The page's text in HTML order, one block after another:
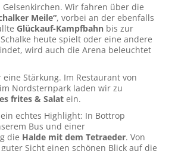
Gelsenkirchen. Wir fahren über die
Meile“, vorbei an der ebenfalls
Glückauf-Kampfbahn bis zur
Schalke heute spielt oder eine andere
wird auch die Arena beleuchtet
Stärkung. Im Restaurant von
im Nordsternpark laden wir zu
frites & Salat ein.
echtes Highlight: In Bottrop
Bus und einer
die Halde mit dem Tetraeder. Von
Sicht einen schönen Blick auf die